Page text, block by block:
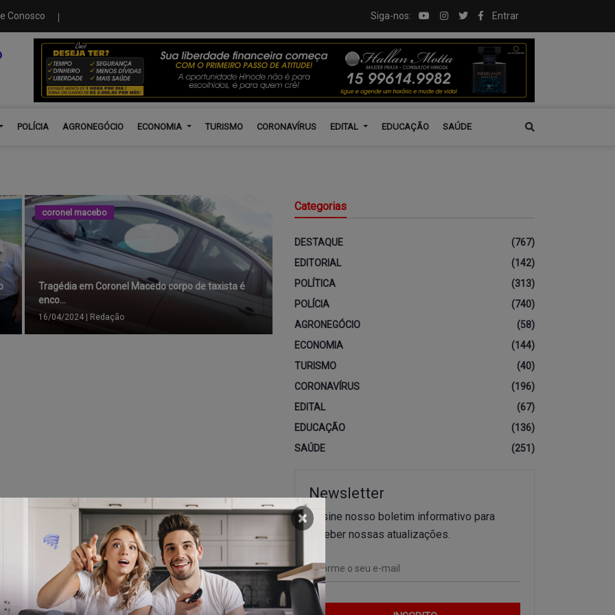
Conosco Siga-nos: Entrar
POLÍCIA AGRONEGÓCIO ECONOMIA TURISMO CORONAVÍRUS EDITAL EDUCAÇÃO SAÚDE
coronel macebo
Tragédia em Coronel Macedo corpo de taxista é
enco...
16/04/2024 | Redação
Categorias
DESTAQUE
(767)
EDITORIAL
(142)
POLÍTICA
(313)
POLÍCIA
(740)
AGRONEGÓCIO
(58)
ECONOMIA
(144)
TURISMO
(40)
CORONAVÍRUS
(196)
EDITAL
(67)
EDUCAÇÃO
(136)
SAÚDE
(251)
Newsletter
Assine nosso boletim informativo para
receber nossas atualizações.
×